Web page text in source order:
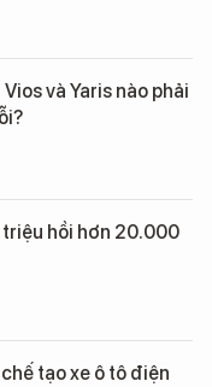
và Yaris nào phải
triệu hồi hơn 20.000
tạo xe ô tô điện